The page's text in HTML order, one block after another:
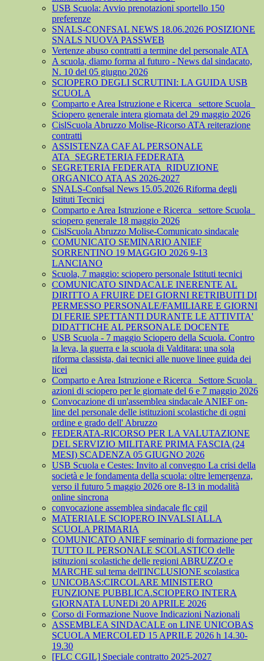
USB Scuola: Avvio prenotazioni sportello 150
preferenze
SNALS-CONFSAL NEWS 18.06.2026 POSIZIONE
SNALS NUOVA PASSWEB
Vertenze abuso contratti a termine del personale ATA
A scuola, diamo forma al futuro - News dal sindacato,
N. 10 del 05 giugno 2026
SCIOPERO DEGLI SCRUTINI: LA GUIDA USB
SCUOLA
Comparto e Area Istruzione e Ricerca_ settore Scuola_
Sciopero generale intera giornata del 29 maggio 2026
CislScuola Abruzzo Molise-Ricorso ATA reiterazione
contratti
ASSISTENZA CAF AL PERSONALE
ATA_SEGRETERIA FEDERATA
SEGRETERIA FEDERATA_RIDUZIONE
ORGANICO ATA AS 2026-2027
SNALS-Confsal News 15.05.2026 Riforma degli
Istituti Tecnici
Comparto e Area Istruzione e Ricerca_ settore Scuola_
sciopero generale 18 maggio 2026
CislScuola Abruzzo Molise-Comunicato sindacale
COMUNICATO SEMINARIO ANIEF
SORRENTINO 19 MAGGIO 2026 9-13
LANCIANO
Scuola, 7 maggio: sciopero personale Istituti tecnici
COMUNICATO SINDACALE INERENTE AL
DIRITTO A FRUIRE DEI GIORNI RETRIBUITI DI
PERMESSO PERSONALE/FAMILIARE E GIORNI
DI FERIE SPETTANTI DURANTE LE ATTIVITA'
DIDATTICHE AL PERSONALE DOCENTE
USB Scuola - 7 maggio Sciopero della Scuola. Contro
la leva, la guerra e la scuola di Valditara: una sola
riforma classista, dai tecnici alle nuove linee guida dei
licei
Comparto e Area Istruzione e Ricerca_ Settore Scuola_
azioni di sciopero per le giornate del 6 e 7 maggio 2026
Convocazione di un'assemblea sindacale ANIEF on-
line del personale delle istituzioni scolastiche di ogni
ordine e grado dell' Abruzzo
FEDERATA-RICORSO PER LA VALUTAZIONE
DEL SERVIZIO MILITARE PRIMA FASCIA (24
MESI) SCADENZA 05 GIUGNO 2026
USB Scuola e Cestes: Invito al convegno La crisi della
società e le fondamenta della scuola: oltre lemergenza,
verso il futuro 5 maggio 2026 ore 8-13 in modalità
online sincrona
convocazione assemblea sindacale flc cgil
MATERIALE SCIOPERO INVALSI ALLA
SCUOLA PRIMARIA
COMUNICATO ANIEF seminario di formazione per
TUTTO IL PERSONALE SCOLASTICO delle
istituzioni scolastiche delle regioni ABRUZZO e
MARCHE sul tema dell'INCLUSIONE scolastica
UNICOBAS:CIRCOLARE MINISTERO
FUNZIONE PUBBLICA.SCIOPERO INTERA
GIORNATA LUNEDi 20 APRILE 2026
Corso di Formazione Nuove Indicazioni Nazionali
ASSEMBLEA SINDACALE on LINE UNICOBAS
SCUOLA MERCOLED 15 APRILE 2026 h 14.30-
19.30
[FLC CGIL] Speciale contratto 2025-2027